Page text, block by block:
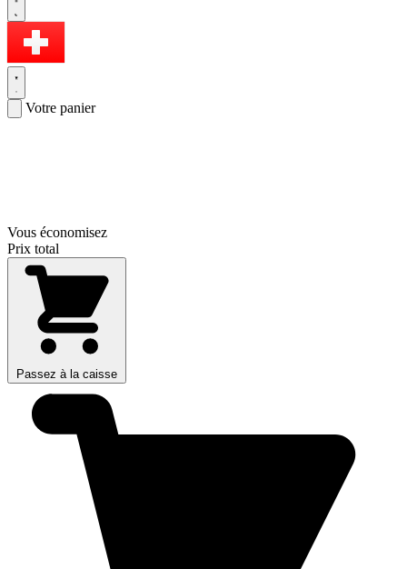
Votre panier
Vous économisez
Prix total
Passez à la caisse